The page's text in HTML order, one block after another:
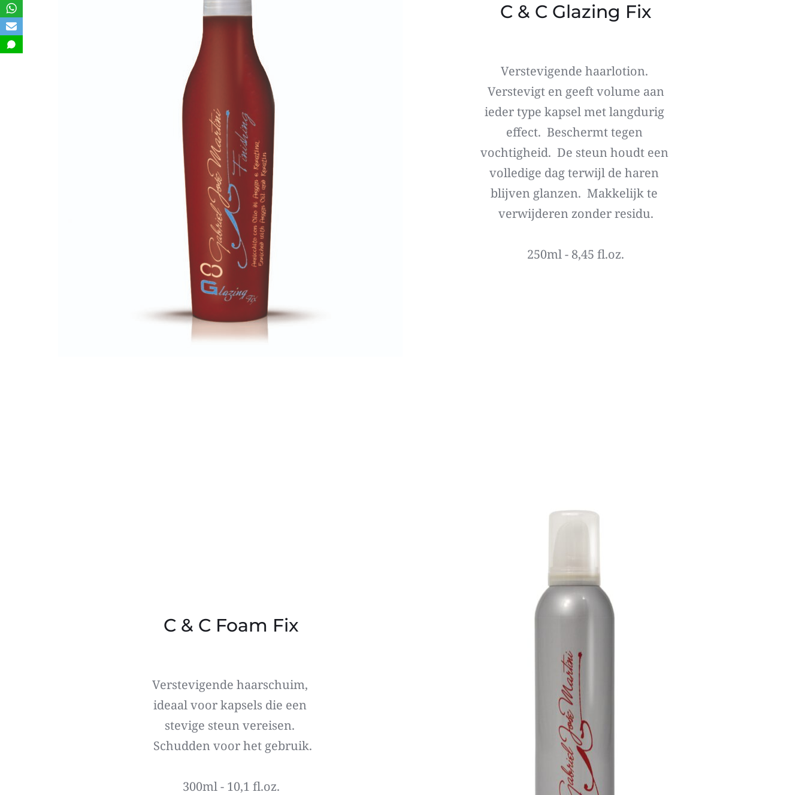
C & C Glazing Fix
Verstevigende haarlotion.
Verstevigt en geeft volume aan
ieder type kapsel met langdurig
effect.  Beschermt tegen
vochtigheid.  De steun houdt een
volledige dag terwijl de haren
blijven glanzen.  Makkelijk te
verwijderen zonder residu.
250ml - 8,45 fl.oz.
C & C Foam Fix
Verstevigende haarschuim,
ideaal voor kapsels die een
stevige steun vereisen.
Schudden voor het gebruik.
300ml - 10,1 fl.oz.